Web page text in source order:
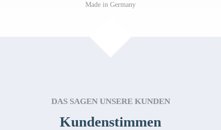
Made in Germany
DAS SAGEN UNSERE KUNDEN
Kundenstimmen